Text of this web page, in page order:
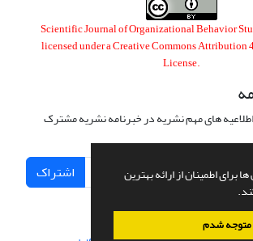
برای اطمینان از ارائه بهترین
متوجه شدم
Scientific Journal of Organizational Behavior
licensed under aCreative Commons Attribution
License.
اطلاعیه های مهم نشریه در خبرنامه نشریه مشترک
اشتراک